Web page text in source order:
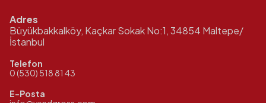
Adres
Büyükbakkalköy, Kaçkar Sokak No:1, 34854 Maltepe/
İstanbul
Telefon
0 (530) 518 81 43
E-Posta